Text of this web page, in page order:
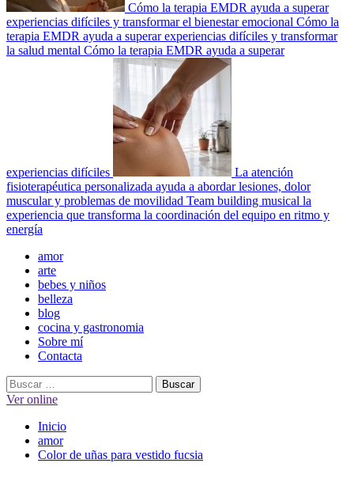
Cómo la terapia EMDR ayuda a superar
experiencias difíciles y transformar el bienestar emocional Cómo la
terapia EMDR ayuda a superar experiencias difíciles y transformar
la salud mental Cómo la terapia EMDR ayuda a superar
experiencias difíciles
La atención
fisioterapéutica personalizada ayuda a abordar lesiones, dolor
muscular y problemas de movilidad Team building musical la
experiencia que transforma la coordinación del equipo en ritmo y
energía
Menú
principal
amor
arte
bebes y niños
belleza
blog
cocina y gastronomia
Sobre mí
Contacta
Buscar:
Ver online
Inicio
amor
Color de uñas para vestido fucsia